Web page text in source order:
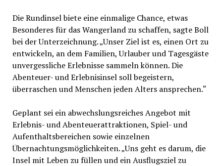
Die Rundinsel biete eine einmalige Chance, etwas
Besonderes für das Wangerland zu schaffen, sagte Boll
bei der Unterzeichnung. „Unser Ziel ist es, einen Ort zu
entwickeln, an dem Familien, Urlauber und Tagesgäste
unvergessliche Erlebnisse sammeln können. Die
Abenteuer- und Erlebnisinsel soll begeistern,
überraschen und Menschen jeden Alters ansprechen.“
Geplant sei ein abwechslungsreiches Angebot mit
Erlebnis- und Abenteuerattraktionen, Spiel- und
Aufenthaltsbereichen sowie einzelnen
Übernachtungsmöglichkeiten. „Uns geht es darum, die
Insel mit Leben zu füllen und ein Ausflugsziel zu